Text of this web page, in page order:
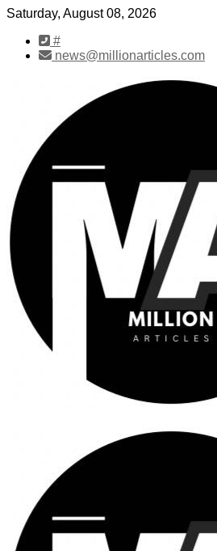
Skip
content
Saturday, August 08, 2026
#
news@millionarticles.com
Million Articles